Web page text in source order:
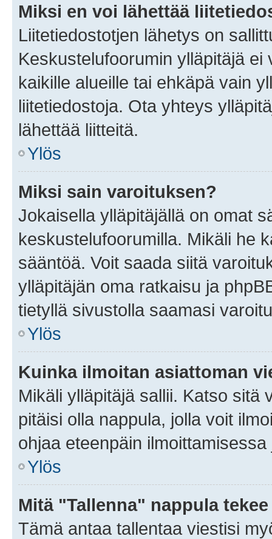
Miksi en voi lähettää
Liitetiedostotjen lähetys on
Keskustelufoorumin ylläpitäjä
kaikille alueille tai ehkäpä vain
liitetiedostoja. Ota yhteys
lähettää liitteitä.
Ylös
Miksi sain varoituksen?
Jokaisella ylläpitäjällä on omat
keskustelufoorumilla. Mikäli he
sääntöä. Voit saada siitä
ylläpitäjän oma ratkaisu ja
tietyllä sivustolla saamasi
Ylös
Kuinka ilmoitan asiattoman
Mikäli ylläpitäjä sallii. Katso sitä
pitäisi olla nappula, jolla voit
ohjaa eteenpäin
Ylös
Mitä "Tallenna" nappula
Tämä antaa tallentaa viestisi